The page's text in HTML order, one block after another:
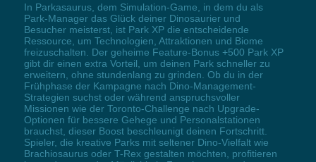
In Parkasaurus, dem Simulation-Game, in dem du als
Park-Manager das Glück deiner Dinosaurier und
Besucher meisterst, ist Park XP die entscheidende
Ressource, um Technologien, Attraktionen und Biome
freizuschalten. Der geheime Feature-Bonus +500 Park XP
gibt dir einen extra Vorteil, um deinen Park schneller zu
erweitern, ohne stundenlang zu grinden. Ob du in der
Frühphase der Kampagne nach Dino-Management-
Strategien suchst oder während anspruchsvoller
Missionen wie der Toronto-Challenge nach Upgrade-
Optionen für bessere Gehege und Personalstationen
brauchst, dieser Boost beschleunigt deinen Fortschritt.
Spieler, die kreative Parks mit seltener Dino-Vielfalt wie
Brachiosaurus oder T-Rex gestalten möchten, profitieren